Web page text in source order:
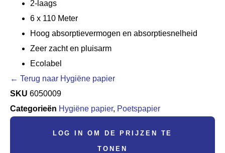
2-laags
6 x 110 Meter
Hoog absorptievermogen en absorptiesnelheid
Zeer zacht en pluisarm
Ecolabel
← Terug naar Hygiëne papier
SKU 6050009
Categorieën Hygiëne papier, Poetspapier
LOG IN OM DE PRIJZEN TE
TONEN